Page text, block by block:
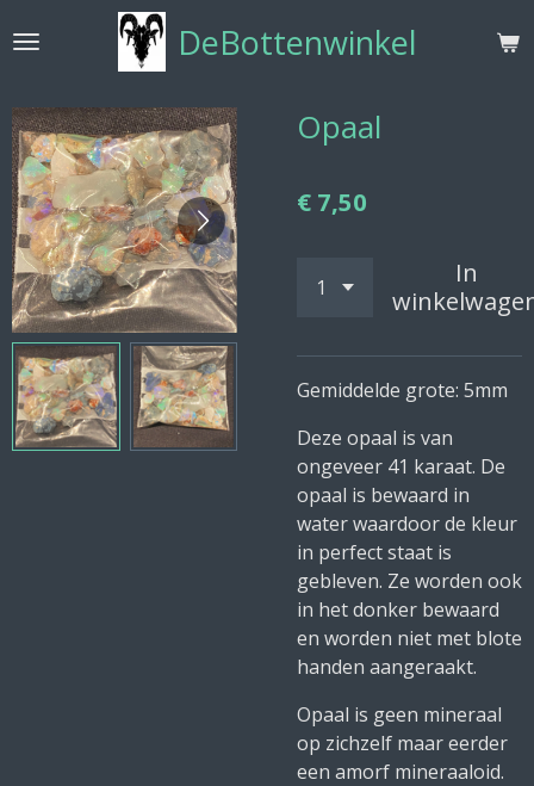
direct
de
hoofdinhoud
DeBottenwinkel
Opaal
€ 7,50
In
Gemiddelde grote: 5mm
Deze opaal is van
ongeveer 41 karaat. De
opaal is bewaard in
water waardoor de kleur
in perfect staat is
gebleven. Ze worden ook
in het donker bewaard
en worden niet met blote
handen aangeraakt.
Opaal is geen mineraal
op zichzelf maar eerder
een amorf mineraaloid.